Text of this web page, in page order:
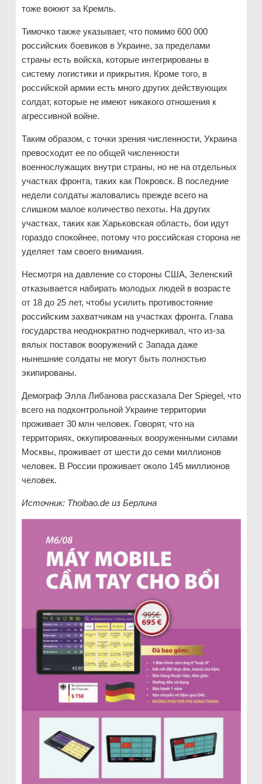
тоже воюют за Кремль.
Тимочко также указывает, что помимо 600 000
российских боевиков в Украине, за пределами
страны есть войска, которые интегрированы в
систему логистики и прикрытия. Кроме того, в
российской армии есть много других действующих
солдат, которые не имеют никакого отношения к
агрессивной войне.
Таким образом, с точки зрения численности, Украина
превосходит ее по общей численности
военнослужащих внутри страны, но не на отдельных
участках фронта, таких как Покровск. В последние
недели солдаты жаловались прежде всего на
слишком малое количество пехоты. На других
участках, таких как Харьковская область, бои идут
гораздо спокойнее, потому что российская сторона не
уделяет там своего внимания.
Несмотря на давление со стороны США, Зеленский
отказывается набирать молодых людей в возрасте
от 18 до 25 лет, чтобы усилить противостояние
российским захватчикам на участках фронта. Глава
государства неоднократно подчеркивал, что из-за
вялых поставок вооружений с Запада даже
нынешние солдаты не могут быть полностью
экипированы.
Демограф Элла Либанова рассказала Der Spiegel, что
всего на подконтрольной Украине территории
проживает 30 млн человек. Говорят, что на
территориях, оккупированных вооруженными силами
Москвы, проживает от шести до семи миллионов
человек. В России проживает около 145 миллионов
человек.
Источник: Thoibao.de из Берлина